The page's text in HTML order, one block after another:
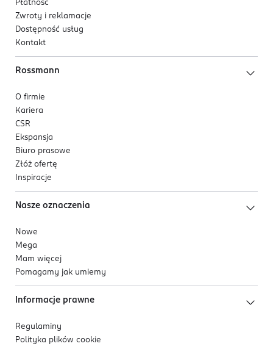
Płatność
Zwroty i reklamacje
Dostępność usług
Kontakt
Rossmann
O firmie
Kariera
CSR
Ekspansja
Biuro prasowe
Złóż ofertę
Inspiracje
Nasze oznaczenia
Nowe
Mega
Mam więcej
Pomagamy jak umiemy
Informacje prawne
Regulaminy
Polityka plików cookie